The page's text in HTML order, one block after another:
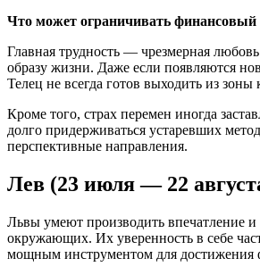
Что может ограничивать финансовый
Главная трудность — чрезмерная
образу жизни. Даже если появляются
Телец не всегда готов выходить из зоны
Кроме того, страх перемен иногда
долго придерживаться устаревших
перспективные направления.
Лев (23 июля — 22
Львы умеют производить впечатление и
окружающих. Их уверенность в себе
мощным инструментом для достижения